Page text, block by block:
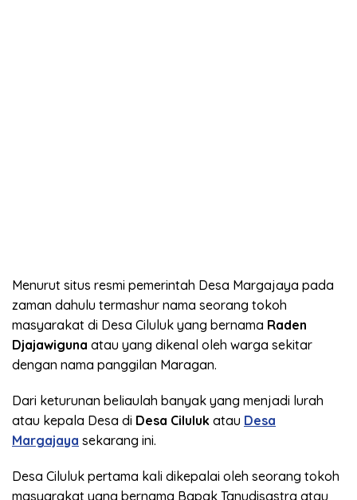
Menurut situs resmi pemerintah Desa Margajaya pada
zaman dahulu termashur nama seorang tokoh
masyarakat di Desa Ciluluk yang bernama Raden
Djajawiguna atau yang dikenal oleh warga sekitar
dengan nama panggilan Maragan.
Dari keturunan beliaulah banyak yang menjadi lurah
atau kepala Desa di Desa Ciluluk atau Desa
Margajaya sekarang ini.
Desa Ciluluk pertama kali dikepalai oleh seorang tokoh
masyarakat yang bernama Bapak Tanudisastra atau